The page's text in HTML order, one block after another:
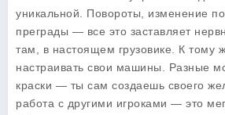
уникальной. Повороты, изменение
преграды — все это заставляет
там, в настоящем грузовике. К тому
настраивать свои машины. Разные
краски — ты сам создаешь своего
работа с другими игроками — это